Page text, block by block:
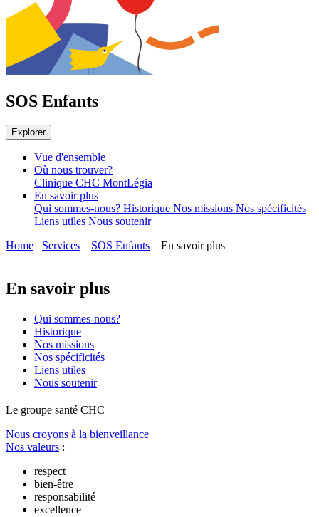
SOS Enfants
Explorer
Vue d'ensemble
Où nous trouver?
Clinique CHC MontLégia
En savoir plus
Qui sommes-nous? Historique Nos missions Nos spécificités
Liens utiles Nous soutenir
Home
Services SOS Enfants En savoir plus
En savoir plus
Qui sommes-nous?
Historique
Nos missions
Nos spécificités
Liens utiles
Nous soutenir
Le groupe santé CHC
Nous croyons à la bienveillance
Nos valeurs :
respect
bien-être
responsabilité
excellence